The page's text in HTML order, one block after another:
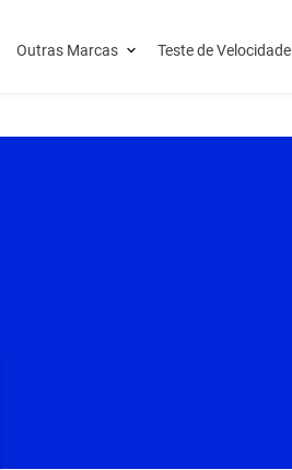
Outras Marcas Teste de Velocidade